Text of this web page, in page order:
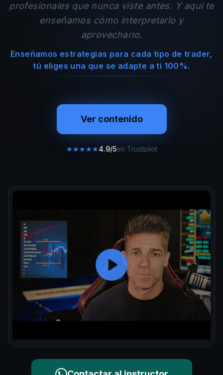
profesionales que nunca viste antes. Y aquí te
enseñamos cómo interpretarlo y
aprovecharlo.
Enseñamos estrategias para cada tipo de trader,
tú eliges una que se adapte a ti 100%.
Ver contenido
★★★★★4.9/5en Trustpilot